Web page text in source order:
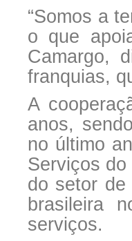
“Somos a
o que
Camargo,
franquias,
A
anos,
no último
Serviços
do setor de
brasileira
serviços.